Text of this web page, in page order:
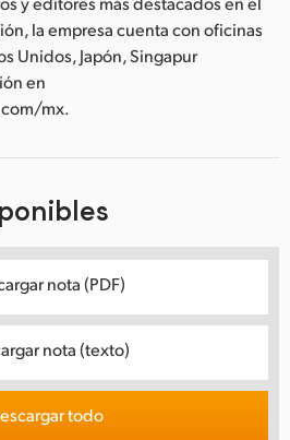
la empresa cuenta con oficinas
Unidos, Japón, Singapur
en
mx.
nota (PDF)
nota (texto)
todo